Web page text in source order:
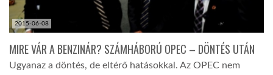
2015-06-08
MIRE VÁR A BENZINÁR? SZÁMHÁBORÚ OPEC – DÖNTÉS UTÁN
Ugyanaz a döntés, de eltérő hatásokkal. Az OPEC nem